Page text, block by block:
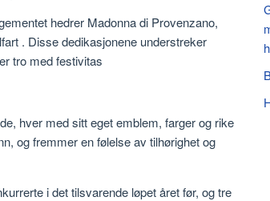
hedrer Madonna di Provenzano,
. Disse dedikasjonene understreker
tro medfestivitas
hver med sitt eget emblem, farger og rike
og fremmer en følelse av tilhørighet og
i det tilsvarende løpet året før, og tre